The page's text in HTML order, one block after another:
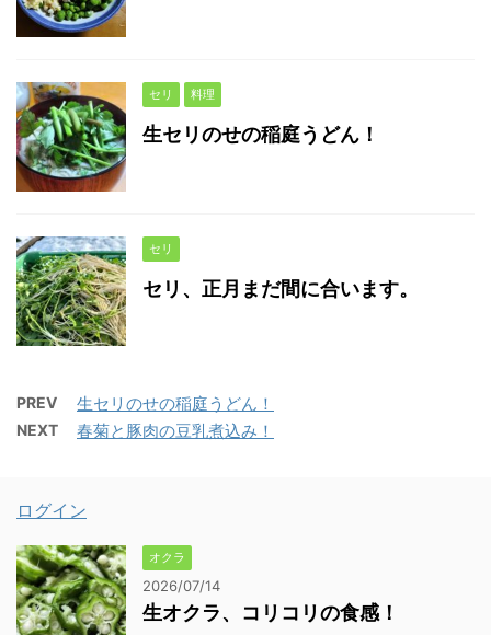
セリ 料理
生セリのせの稲庭うどん！
セリ
セリ、正月まだ間に合います。
PREV 生セリのせの稲庭うどん！
NEXT 春菊と豚肉の豆乳煮込み！
ログイン
オクラ
2026/07/14
生オクラ、コリコリの食感！